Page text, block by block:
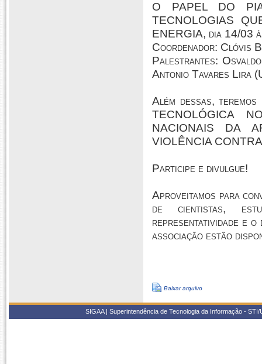
O PAPEL DO
TECNOLOGIAS
ENERGIA, dia 14/03
Coordenador: Clóvis
Palestrantes:
Antonio Tavares Lira
Além dessas,
TECNOLÓGICA
NACIONAIS DA
VIOLÊNCIA
Participe e divulgue!
Aproveitamos para
de cientistas,
representatividade e o
associação estão
Baixar arquivo
SIGAA | Superintendência de Tecnologia da Informação -